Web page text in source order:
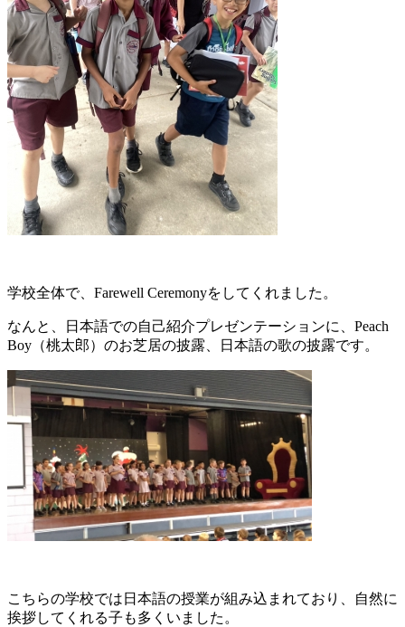
学校全体で、Farewell Ceremonyをしてくれました。
なんと、日本語での自己紹介プレゼンテーションに、Peach
Boy（桃太郎）のお芝居の披露、日本語の歌の披露です。
こちらの学校では日本語の授業が組み込まれており、自然に
挨拶してくれる子も多くいました。